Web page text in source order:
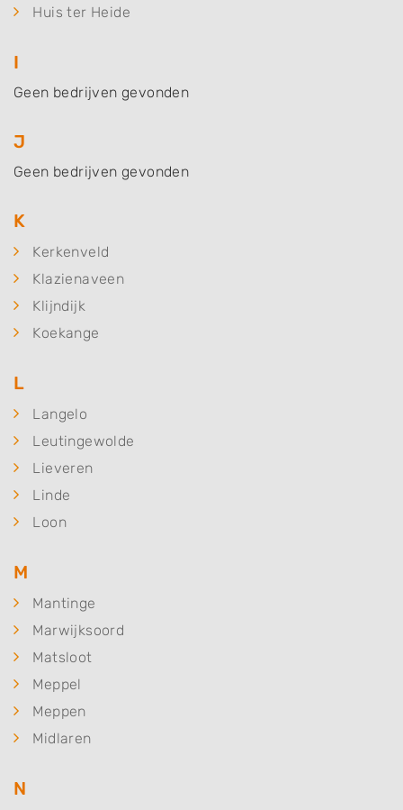
Huis ter Heide
I
Geen bedrijven gevonden
J
Geen bedrijven gevonden
K
Kerkenveld
Klazienaveen
Klijndijk
Koekange
L
Langelo
Leutingewolde
Lieveren
Linde
Loon
M
Mantinge
Marwijksoord
Matsloot
Meppel
Meppen
Midlaren
N